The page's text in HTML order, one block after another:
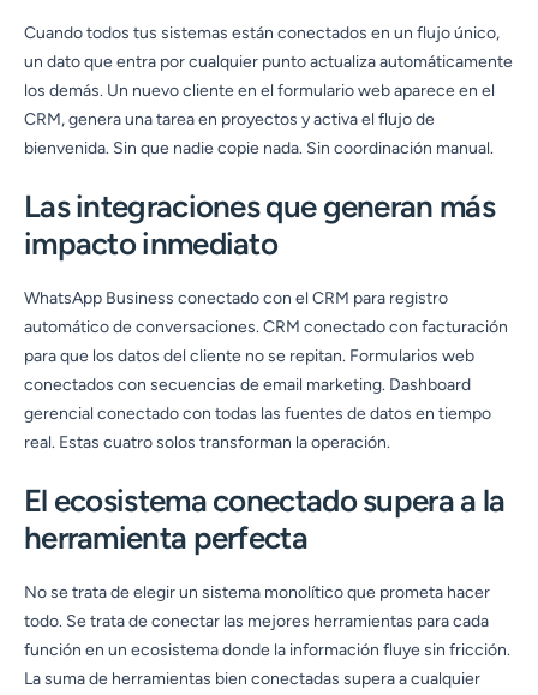
Cuando todos tus sistemas están conectados en un flujo único,
un dato que entra por cualquier punto actualiza automáticamente
los demás. Un nuevo cliente en el formulario web aparece en el
CRM, genera una tarea en proyectos y activa el flujo de
bienvenida. Sin que nadie copie nada. Sin coordinación manual.
Las integraciones que generan más
impacto inmediato
WhatsApp Business conectado con el CRM para registro
automático de conversaciones. CRM conectado con facturación
para que los datos del cliente no se repitan. Formularios web
conectados con secuencias de email marketing. Dashboard
gerencial conectado con todas las fuentes de datos en tiempo
real. Estas cuatro solos transforman la operación.
El ecosistema conectado supera a la
herramienta perfecta
No se trata de elegir un sistema monolítico que prometa hacer
todo. Se trata de conectar las mejores herramientas para cada
función en un ecosistema donde la información fluye sin fricción.
La suma de herramientas bien conectadas supera a cualquier